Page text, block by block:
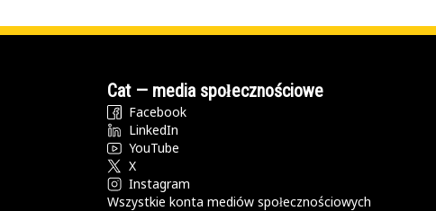
Cat — media społecznościowe
Facebook
LinkedIn
YouTube
X
Instagram
Wszystkie konta mediów społecznościowych